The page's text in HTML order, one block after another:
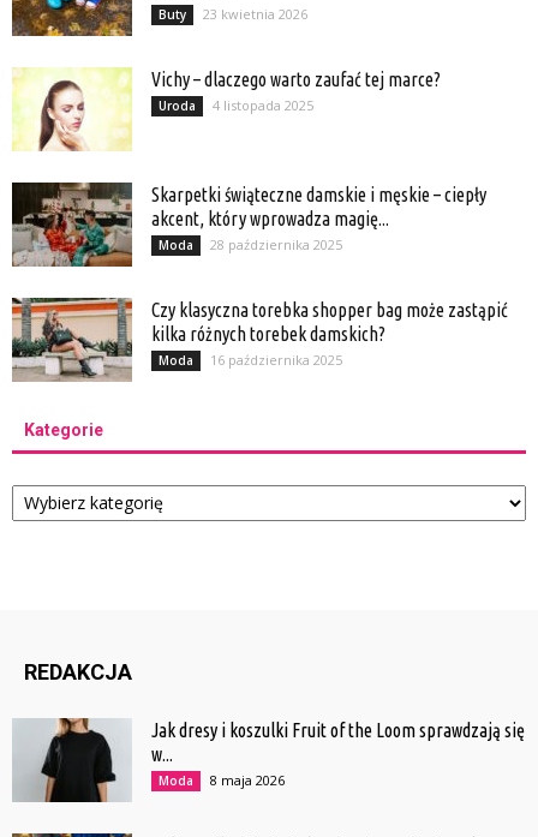
Buty 23 kwietnia 2026
Vichy – dlaczego warto zaufać tej marce?
Uroda 4 listopada 2025
Skarpetki świąteczne damskie i męskie – ciepły
akcent, który wprowadza magię...
Moda 28 października 2025
Czy klasyczna torebka shopper bag może zastąpić
kilka różnych torebek damskich?
Moda 16 października 2025
Kategorie
Kategorie
REDAKCJA
Jak dresy i koszulki Fruit of the Loom sprawdzają się
w...
Moda 8 maja 2026